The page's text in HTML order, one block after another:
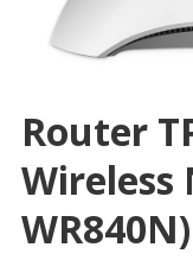
Router
Wireless
WR840N)